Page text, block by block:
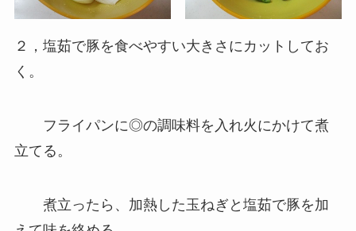
２，塩茹で豚を食べやすい大きさにカットしてお
く。
フライパンに◎の調味料を入れ火にかけて煮
立てる。
煮立ったら、加熱した玉ねぎと塩茹で豚を加